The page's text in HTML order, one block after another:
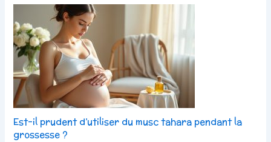
Est-il prudent d’utiliser du musc tahara pendant la
grossesse ?